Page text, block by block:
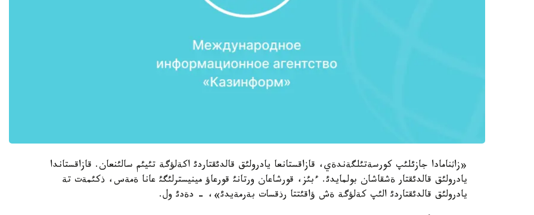
«زاثنامادا جازئلئپ كورسةتئلگةندةي، قازاقستانعا يادرولئق قالدئقتاردئ اكةلؤگة تئيئم سالئنعان. قازاقستاندا
يادرولئق قالدئقتار ةشقاشان بولمايدئ. ءبئز، قورشاعان ورتانئ قورعاؤ مينيسترلئگئ عانا ةمةس، ذكئمةت تة
يادرولئق قالدئقتاردئ الئپ كةلؤگة ةش ؤاقئتتا رذقسات بةرمةيدئ»، - دةدئ ول.